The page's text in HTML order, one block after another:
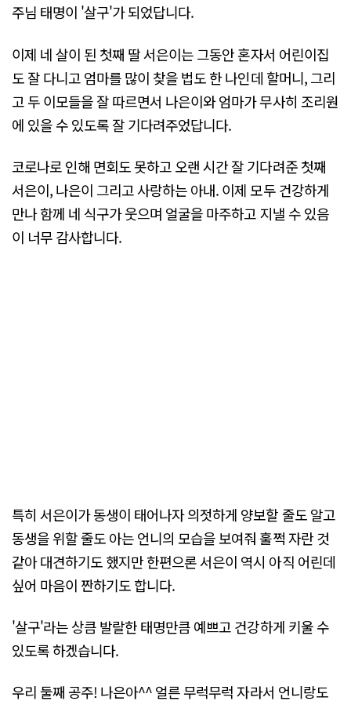
주님 태명이 '살구'가 되었답니다.
이제 네 살이 된 첫째 딸 서은이는 그동안 혼자서 어린이집
도 잘 다니고 엄마를 많이 찾을 법도 한 나인데 할머니, 그리
고 두 이모들을 잘 따르면서 나은이와 엄마가 무사히 조리원
에 있을 수 있도록 잘 기다려주었답니다.
코로나로 인해 면회도 못하고 오랜 시간 잘 기다려준 첫째
서은이, 나은이 그리고 사랑하는 아내. 이제 모두 건강하게
만나 함께 네 식구가 웃으며 얼굴을 마주하고 지낼 수 있음
이 너무 감사합니다.
특히 서은이가 동생이 태어나자 의젓하게 양보할 줄도 알고
동생을 위할 줄도 아는 언니의 모습을 보여줘 훌쩍 자란 것
같아 대견하기도 했지만 한편으론 서은이 역시 아직 어린데
싶어 마음이 짠하기도 합니다.
'살구'라는 상큼 발랄한 태명만큼 예쁘고 건강하게 키울 수
있도록 하겠습니다.
우리 둘째 공주! 나은아^^ 얼른 무럭무럭 자라서 언니랑도